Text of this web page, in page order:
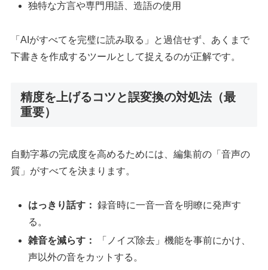
独特な方言や専門用語、造語の使用
「AIがすべてを完璧に読み取る」と過信せず、あくまで
下書きを作成するツールとして捉えるのが正解です。
精度を上げるコツと誤変換の対処法（最
重要）
自動字幕の完成度を高めるためには、編集前の「音声の
質」がすべてを決まります。
はっきり話す： 録音時に一音一音を明瞭に発声す
る。
雑音を減らす：
「ノイズ除去」機能を事前にかけ、
声以外の音をカットする。